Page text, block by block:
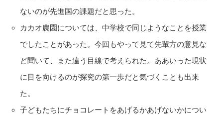
ないのが先進国の課題だと思った。
カカオ農園については、中学校で同じようなことを授業
でしたことがあった。今回もやって見て先輩方の意見な
ど聞いて、また違う目線で考えられた。ああいった現状
に目を向けるのが探究の第一歩だと気づくことも出来
た。
子どもたちにチョコレートをあげるかあげないかについ